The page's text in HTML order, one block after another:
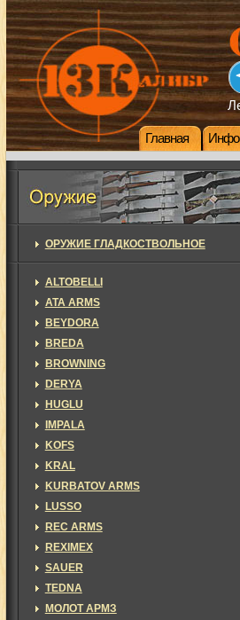
Главная
ОРУЖИЕ ГЛАДКОСТВОЛЬНОЕ
ALTOBELLI
ATA ARMS
BEYDORA
BREDA
BROWNING
DERYA
HUGLU
IMPALA
KOFS
KRAL
KURBATOV ARMS
LUSSO
REC ARMS
REXIMEX
SAUER
TEDNA
МОЛОТ АРМЗ